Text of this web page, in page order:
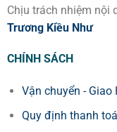
Chịu trách nhiệm nội
Trương Kiều Như
CHÍNH SÁCH
Vận chuyển - Giao
Quy định thanh